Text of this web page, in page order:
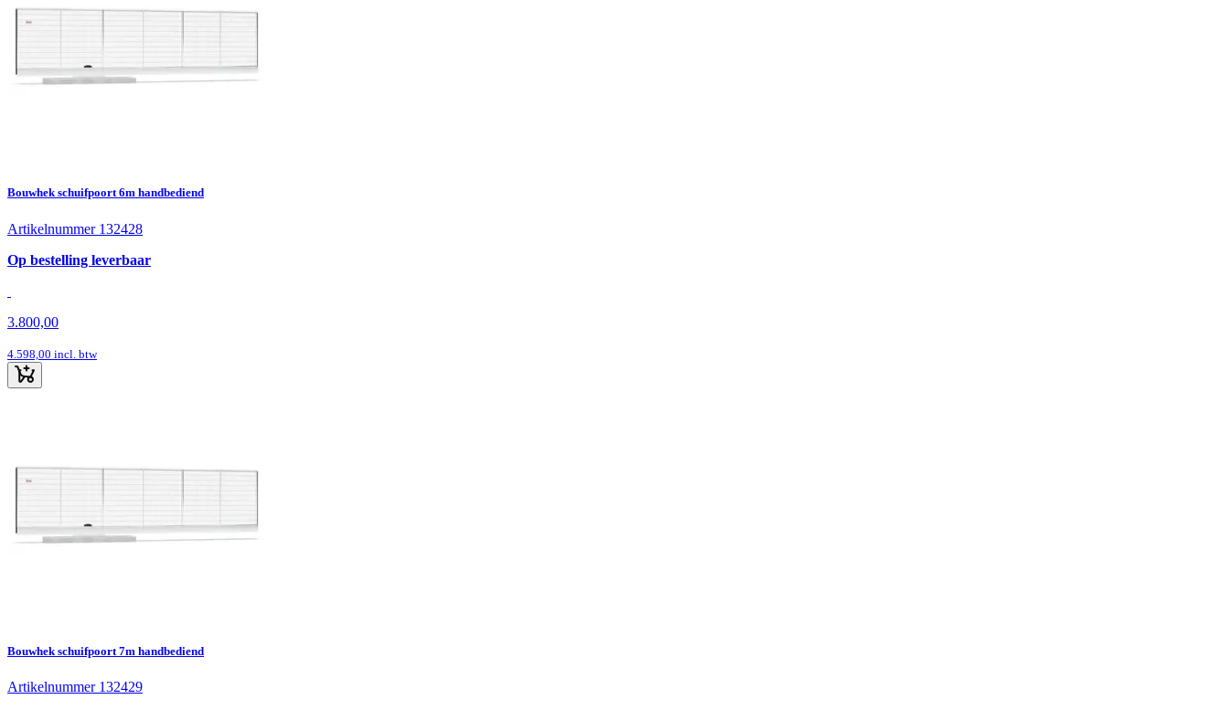
Bouwhek schuifpoort 6m handbediend
Artikelnummer 132428
Op bestelling leverbaar
3.800,00
4.598,00 incl. btw
Bouwhek schuifpoort 7m handbediend
Artikelnummer 132429